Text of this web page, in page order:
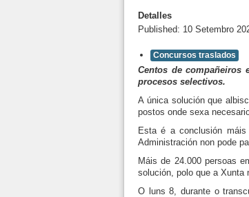
Detalles
Published: 10 Setembro
Concursos traslados
Centos de compañeiros
procesos selectivos.
A única solución que
postos onde sexa
Esta é a conclusión
Administración non pode
Máis de 24.000 persoas
solución, polo que a Xunta
O luns 8, durante o